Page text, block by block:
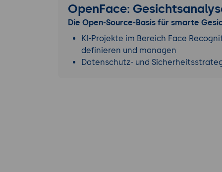
OpenFace:
Die Open-Source-Basis für smarte
KI-Projekte im Bereich Face
definieren und managen
Datenschutz- und